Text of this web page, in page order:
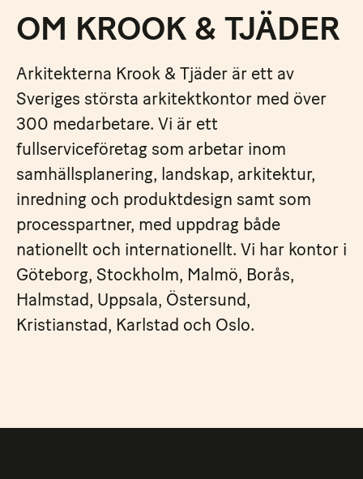
OM KROOK & TJÄDER
Arkitekterna Krook & Tjäder är ett av
Sveriges största arkitektkontor med över
300 medarbetare. Vi är ett
fullserviceföretag som arbetar inom
samhällsplanering, landskap, arkitektur,
inredning och produktdesign samt som
processpartner, med uppdrag både
nationellt och internationellt. Vi har kontor i
Göteborg, Stockholm, Malmö, Borås,
Halmstad, Uppsala, Östersund,
Kristianstad, Karlstad och Oslo.